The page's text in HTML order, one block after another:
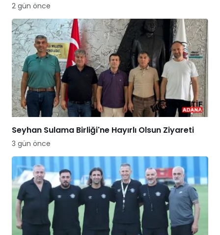
2 gün önce
Seyhan Sulama Birliği'ne Hayırlı Olsun Ziyareti
3 gün önce